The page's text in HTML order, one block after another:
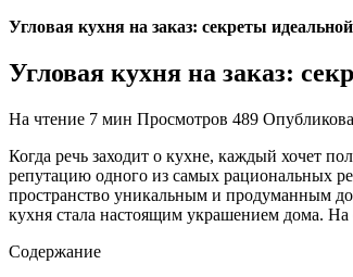
Угловая кухня на заказ: секреты
Угловая кухня на заказ:
На чтение 7 мин Просмотров 489
Когда речь заходит о кухне, каждый хочет
репутацию одного из самых рациональных
пространство уникальным и продуманным до
кухня стала настоящим украшением дома. На
Содержание